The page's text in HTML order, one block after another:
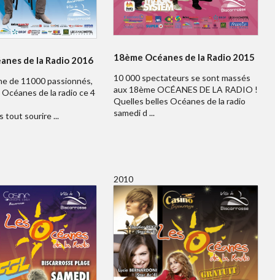
de la Radio 2016
de 11000 passionnés,
de la radio ce 4
tout sourire ...
18ème Océanes de la Radio 2015
10 000 spectateurs se sont massés
aux 18ème OCÉANES DE LA RADIO !
Quelles belles Océanes de la radio
samedi d ...
2010